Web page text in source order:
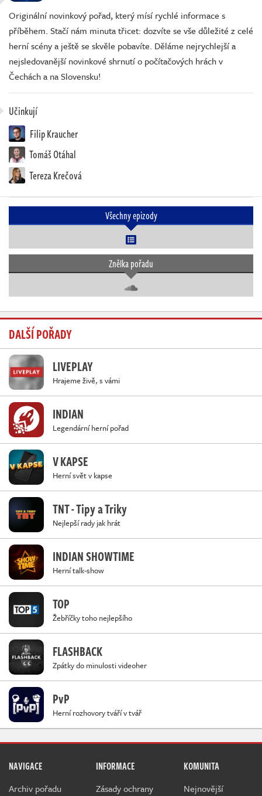
Originální novinkový pořad, který mísí rychlé informace s
příběhem. Stačí nám minuta třicet: dozvíte se vše důležité z celé
herní scény a ještě se skvěle pobavíte. Děláme nejrychlejší a
nejsledovanější novinkové shrnutí o počítačových hrách v
Čechách a na Slovensku!
Učinkují
Filip Kraucher
Tomáš Otáhal
Tereza Krečová
Všechny epizody
Znělka pořadu
DALŠÍ POŘADY
LIVEPLAY
Hrajeme živě, s vámi
INDIAN
Legendární herní pořad
V KAPSE
Herní svět v kapse
TNT - Tipy a Triky
Nejlepší rady jak hrát
INDIAN SHOWTIME
Herní talk-show
TOP
Žebříčky toho nejlepšího
FLASHBACK
Zpátky do minulosti videoher
PvP
Herní rozhovory tváří v tvář
NAVIGACE
Archiv pořadu
INFORMACE
Zásady ochrany
KOMUNITA
Nejnovější